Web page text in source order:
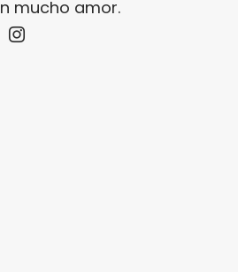
mucho amor.